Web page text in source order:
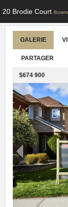
20 Brodie Court
GALERIE
PARTAGER
$674 900